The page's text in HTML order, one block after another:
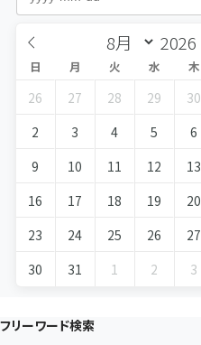
日 月 火 水 木
26 27 28 29 30
2
3 4 5 6
9
10 11 12 13
16
17 18 19 20
23
24 25 26 27
30
31 1 2 3
フリーワード検索